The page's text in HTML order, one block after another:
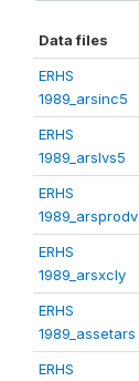
Data files
ERHS
1989_arsinc5
ERHS
1989_arslvs5
ERHS
1989_arsprodv
ERHS
1989_arsxcly
ERHS
1989_assetars
ERHS